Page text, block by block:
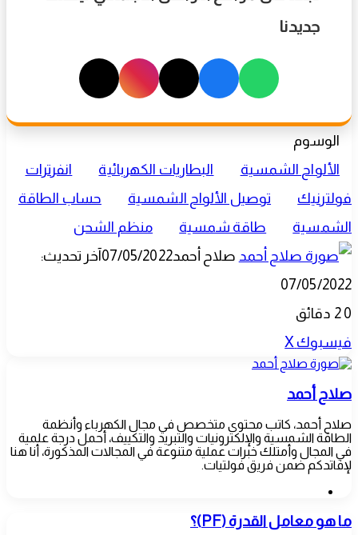
جديدنا
الوسوم
الألواح الشمسية
البطاريات الكهربائية
انفرترات
فولترنيك
توصيل الألواح الشمسية
حساب الطاقة
الشمسية
طاقة شمسية
منظم الشحن
صلاح أحمد07/05/2022آخر تحديث:
07/05/2022
0 2 دقائق
فيسبوك ‫Xلينكدإن‏Tumblrبينتيريست‏Reddit‏VKontakteمشاركة
عبر
طباعة
صلاح أحمد
صلاح أحمد، كاتب محتوى متخصص في مجال الكهرباء وأنظمة
الطاقة الشمسية والإلكترونيات والتبريد والتكييف، أحمل درجة علمية
في المجال وأمتلك خبرات عملية متنوعة في المجالات المذكورة، أنا هنا
لإفاتدكم ضمن فريق فولتيات.
ما
ما هو معامل القدرة (PF)؟